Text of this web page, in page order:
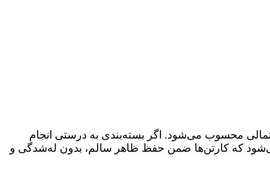
محسوب می‌شود. اگر بسته‌بندی به درستی انجام
که کارتن‌ها ضمن حفظ ظاهر سالم، بدون له‌شدگی و